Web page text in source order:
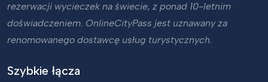
rezerwacji wycieczek na świecie, z ponad 10-letnim
doświadczeniem. OnlineCityPass jest uznawany za
renomowanego dostawcę usług turystycznych.
Szybkie łącza